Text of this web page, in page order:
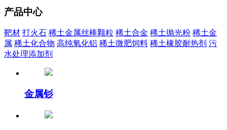
产品中心
靶材 打火石 稀土金属丝棒颗粒 稀土合金 稀土抛光粉 稀土金
属 稀土化合物 高纯氧化铝 稀土微肥饲料 稀土橡胶耐热剂 污
水处理添加剂
金属钐